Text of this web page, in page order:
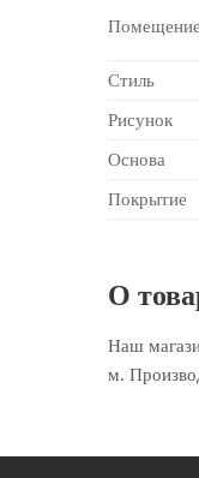
Помещение
Стиль
Рисунок
Основа
Покрытие
О
Наш
м.